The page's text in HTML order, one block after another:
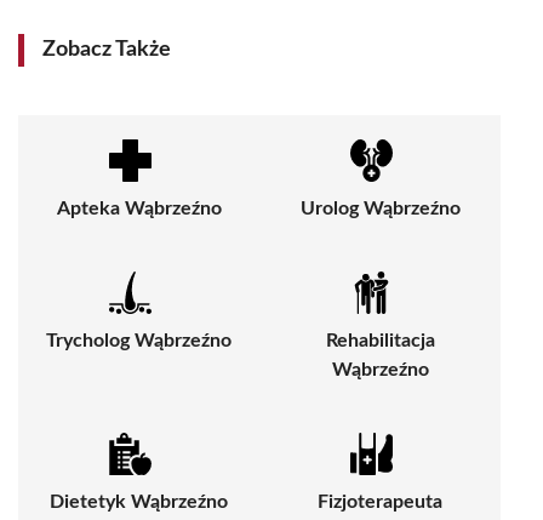
Zobacz Także
Apteka Wąbrzeźno Urolog Wąbrzeźno
Trycholog Wąbrzeźno
Rehabilitacja
Wąbrzeźno
Dietetyk Wąbrzeźno
Fizjoterapeuta